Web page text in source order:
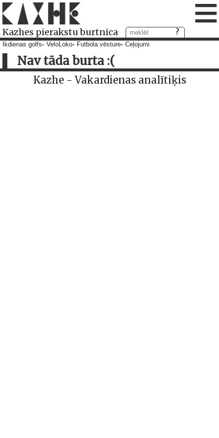
Kazhes pierakstu burtnīca ≡
Ikdienas golfs VeloLoko Futbola vēsture Ceļojumi
Nav tāda burta :(
Kazhe - Vakardienas analītiķis